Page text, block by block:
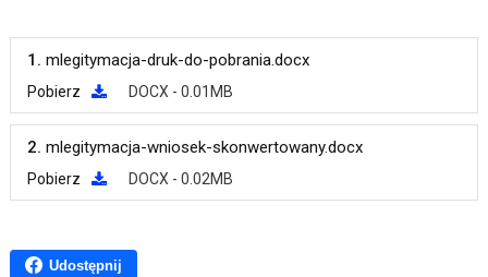
1. mlegitymacja-druk-do-pobrania.docx
Pobierz DOCX - 0.01MB
2. mlegitymacja-wniosek-skonwertowany.docx
Pobierz DOCX - 0.02MB
Udostępnij